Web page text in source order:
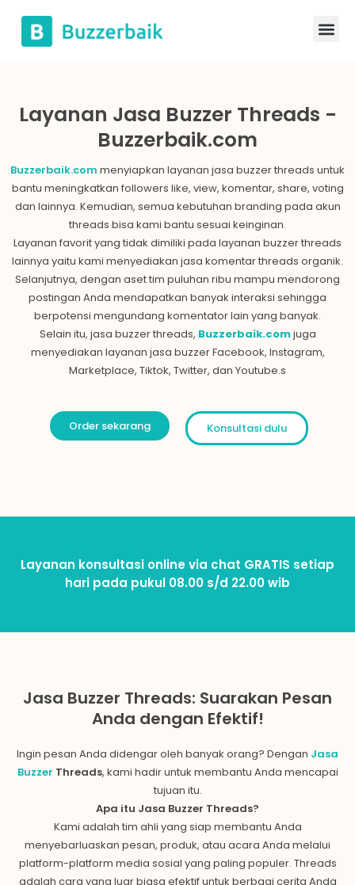
Layanan Jasa Buzzer Threads -
Buzzerbaik.com
Buzzerbaik.com menyiapkan layanan jasa buzzer threads untuk
bantu meningkatkan followers like, view, komentar, share, voting
dan lainnya. Kemudian, semua kebutuhan branding pada akun
threads bisa kami bantu sesuai keinginan.
Layanan favorit yang tidak dimiliki pada layanan buzzer threads
lainnya yaitu kami menyediakan jasa komentar threads organik.
Selanjutnya, dengan aset tim puluhan ribu mampu mendorong
postingan Anda mendapatkan banyak interaksi sehingga
berpotensi mengundang komentator lain yang banyak.
Selain itu, jasa buzzer threads, Buzzerbaik.comjuga
menyediakan layanan jasa buzzer Facebook, Instagram,
Marketplace, Tiktok, Twitter, dan Youtube.s
Order sekarang Konsultasi dulu
Layanan konsultasi online via chat GRATIS setiap
hari pada pukul 08.00 s/d 22.00 wib
Jasa Buzzer Threads: Suarakan Pesan
Anda dengan Efektif!
Ingin pesan Anda didengar oleh banyak orang? Dengan Jasa
Buzzer Threads, kami hadir untuk membantu Anda mencapai
tujuan itu.
Apa itu Jasa Buzzer Threads?
Kami adalah tim ahli yang siap membantu Anda
menyebarluaskan pesan, produk, atau acara Anda melalui
platform-platform media sosial yang paling populer. Threads
adalah cara yang luar biasa efektif untuk berbagi cerita Anda